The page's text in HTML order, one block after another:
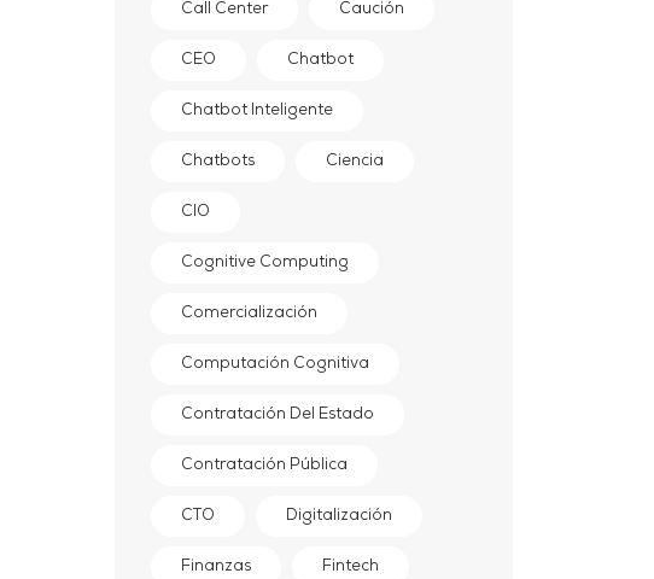
Call Center Caución
CEO Chatbot
Chatbot Inteligente
Chatbots Ciencia
CIO
Cognitive Computing
Comercialización
Computación Cognitiva
Contratación Del Estado
Contratación Pública
CTO Digitalización
Finanzas Fintech